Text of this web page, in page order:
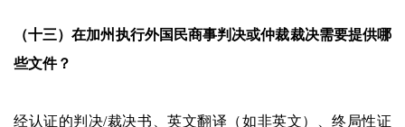
（十三）在加州执行外国民商事判决或仲裁裁决需要提供哪
些文件？
经认证的判决/裁决书、英文翻译（如非英文）、终局性证